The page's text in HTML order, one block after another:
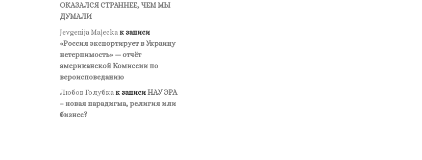
ОКАЗАЛСЯ СТРАННЕЕ, ЧЕМ МЫ
ДУМАЛИ
Jevgenija Maļecka к записи
«Россия экспортирует в Украину
нетерпимость» — отчёт
американской Комиссии по
вероисповеданию
Любов Голубкак записиНАУ ЭРА
– новая парадигма, религия или
бизнес?